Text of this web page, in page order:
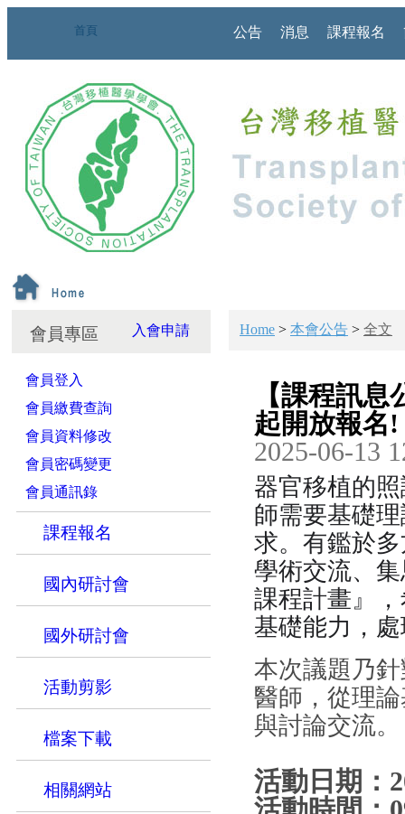
首頁 公告 消息 課程報名
會員專區 入會申請
會員登入
會員繳費查詢
會員資料修改
會員密碼變更
會員通訊錄
課程報名
國內研討會
國外研討會
活動剪影
檔案下載
相關網站
Home > 本會公告 > 全文
【課程訊
起開放報名!
2025-06-13
器官移植的
師需要基礎
求。有鑑於
學術交流、
課程計畫』
基礎能力，
本次議題乃
醫師，從理
與討論交流。
活動日期：